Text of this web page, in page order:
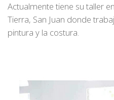
Actualmente tiene su taller
Tierra, San Juan donde
pintura y la costura.